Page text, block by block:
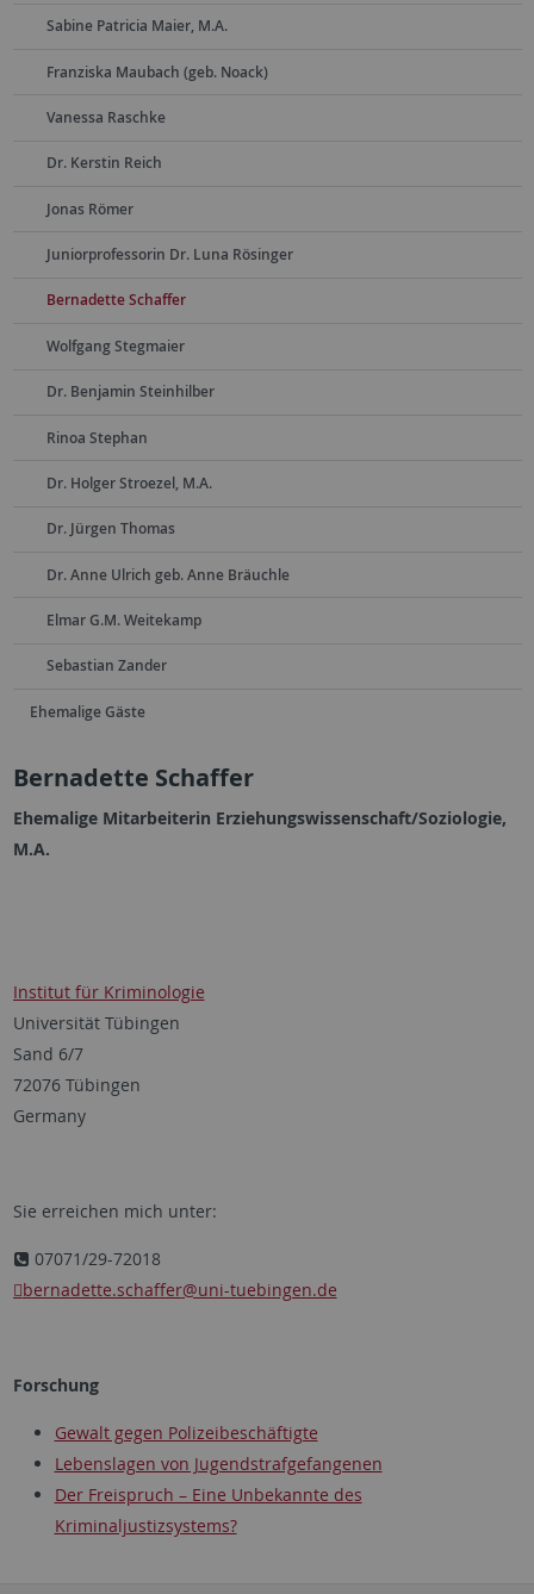
Sabine Patricia Maier, M.A.
Franziska Maubach (geb. Noack)
Vanessa Raschke
Dr. Kerstin Reich
Jonas Römer
Juniorprofessorin Dr. Luna Rösinger
Bernadette Schaffer
Wolfgang Stegmaier
Dr. Benjamin Steinhilber
Rinoa Stephan
Dr. Holger Stroezel, M.A.
Dr. Jürgen Thomas
Dr. Anne Ulrich geb. Anne Bräuchle
Elmar G.M. Weitekamp
Sebastian Zander
Ehemalige Gäste
Bernadette Schaffer
Ehemalige Mitarbeiterin Erziehungswissenschaft/Soziologie,
M.A.
Institut für Kriminologie
Universität Tübingen
Sand 6/7
72076 Tübingen
Germany
Sie erreichen mich unter:
07071/29-72018
bernadette.schaffer@uni-tuebingen.de
Forschung
Gewalt gegen Polizeibeschäftigte
Lebenslagen von Jugendstrafgefangenen
Der Freispruch – Eine Unbekannte des
Kriminaljustizsystems?